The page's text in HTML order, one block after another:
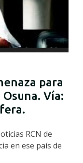
para
Vía:
RCN de
en ese país de